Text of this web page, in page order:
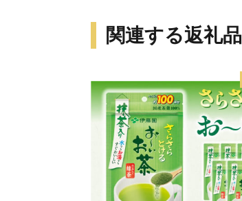
関連する返礼